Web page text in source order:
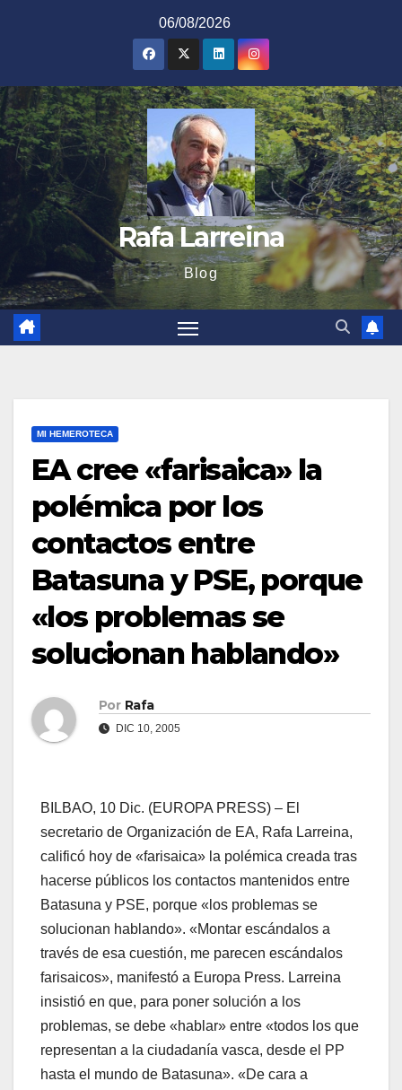
06/08/2026
Rafa Larreina
Blog
MI HEMEROTECA
EA cree «farisaica» la
polémica por los
contactos entre
Batasuna y PSE, porque
«los problemas se
solucionan hablando»
Por Rafa
DIC 10, 2005
BILBAO, 10 Dic. (EUROPA PRESS) – El
secretario de Organización de EA, Rafa Larreina,
calificó hoy de «farisaica» la polémica creada tras
hacerse públicos los contactos mantenidos entre
Batasuna y PSE, porque «los problemas se
solucionan hablando». «Montar escándalos a
través de esa cuestión, me parecen escándalos
farisaicos», manifestó a Europa Press. Larreina
insistió en que, para poner solución a los
problemas, se debe «hablar» entre «todos los que
representan a la ciudadaní­a vasca, desde el PP
hasta el mundo de Batasuna». «De cara a